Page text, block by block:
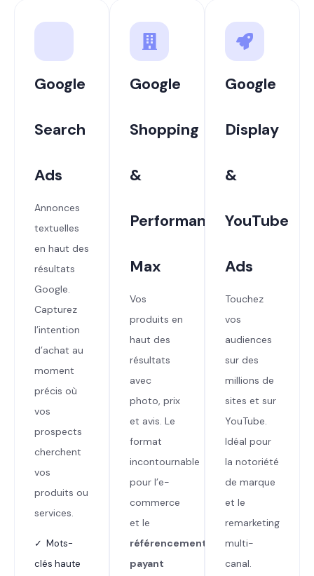
Google
Search
Ads
Annonces
textuelles
en haut des
résultats
Google.
Capturez
l’intention
d’achat au
moment
précis où
vos
prospects
cherchent
vos
produits ou
services.
✓ Mots-
clés haute
Google
Shopping
&
Performance
Max
Vos
produits en
haut des
résultats
avec
photo, prix
et avis. Le
format
incontournable
pour l’e-
commerce
et le
référencement
payant
Google
Display
&
YouTube
Ads
Touchez
vos
audiences
sur des
millions de
sites et sur
YouTube.
Idéal pour
la notoriété
de marque
et le
remarketing
multi-
canal.